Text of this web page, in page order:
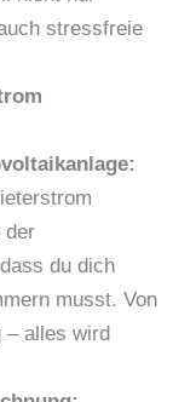
stressfreie
der
du dich
musst. Von
– alles wird